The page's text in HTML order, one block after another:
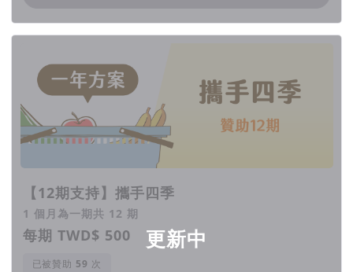
更新中
【12期支持】攜手四季
1 個月為一期共 12 期
每期 TWD$ 500
已被贊助 次